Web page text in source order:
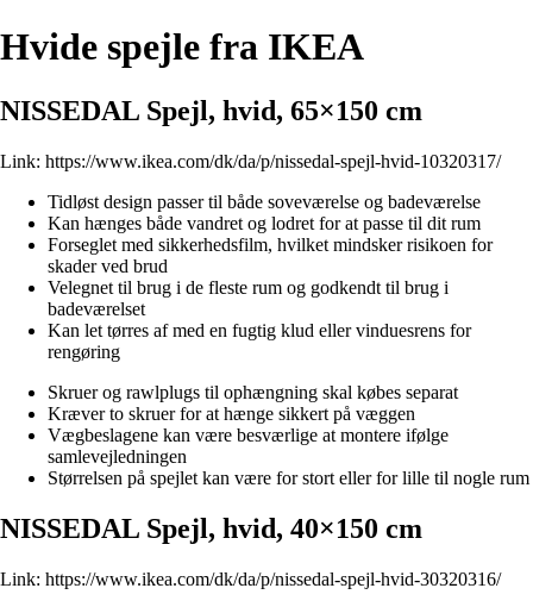
Hvide spejle fra IKEA
NISSEDAL Spejl, hvid, 65×150 cm
Link: https://www.ikea.com/dk/da/p/nissedal-spejl-hvid-10320317/
Tidløst design passer til både soveværelse og badeværelse
Kan hænges både vandret og lodret for at passe til dit rum
Forseglet med sikkerhedsfilm, hvilket mindsker risikoen for
skader ved brud
Velegnet til brug i de fleste rum og godkendt til brug i
badeværelset
Kan let tørres af med en fugtig klud eller vinduesrens for
rengøring
Skruer og rawlplugs til ophængning skal købes separat
Kræver to skruer for at hænge sikkert på væggen
Vægbeslagene kan være besværlige at montere ifølge
samlevejledningen
Størrelsen på spejlet kan være for stort eller for lille til nogle rum
NISSEDAL Spejl, hvid, 40×150 cm
Link: https://www.ikea.com/dk/da/p/nissedal-spejl-hvid-30320316/